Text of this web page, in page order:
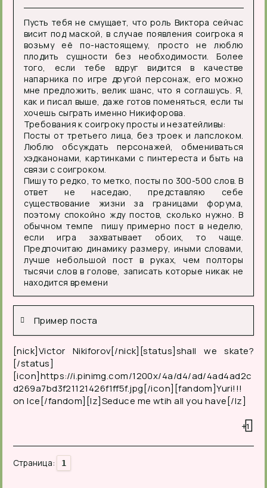
Пусть тебя не смущает, что роль Виктора сейчас
висит под маской, в случае появления соигрока я
возьму её по-настоящему, просто не люблю
плодить сущности без необходимости. Более
того, если тебе вдруг видится в качестве
напарника по игре другой персонаж, его можно
мне предложить, велик шанс, что я соглашусь. Я,
как и писал выше, даже готов поменяться, если ты
хочешь сыграть именно Никифорова.
Требования к соигроку просты и незатейливы:
Посты от третьего лица, без троек и лапслоком.
Люблю обсуждать персонажей, обмениваться
хэдканонами, картинками с пинтереста и быть на
связи с соигроком.
Пишу то редко, то метко, посты по 300-500 слов. В
ответ не наседаю, представляю себе
существование жизни за границами форума,
поэтому спокойно жду постов, сколько нужно. В
обычном темпе пишу примерно пост в неделю,
если игра захватывает обоих, то чаще.
Предпочитаю динамику размеру, иными словами,
лучше небольшой пост в руках, чем полторы
тысячи слов в голове, записать которые никак не
находится времени
Пример поста
[nick]Victor Nikiforov[/nick][status]shall we skate?
[/status]
[icon]https://i.pinimg.com/1200x/4a/d4/ad/4ad4ad2c
d269a7bd3f21121426f1ff5f.jpg[/icon][fandom]Yuri!!!
on Ice[/fandom][lz]Seduce me wtih all you have[/lz]
+1
Страница: 1